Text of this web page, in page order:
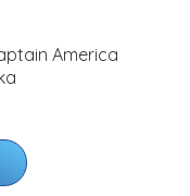
America